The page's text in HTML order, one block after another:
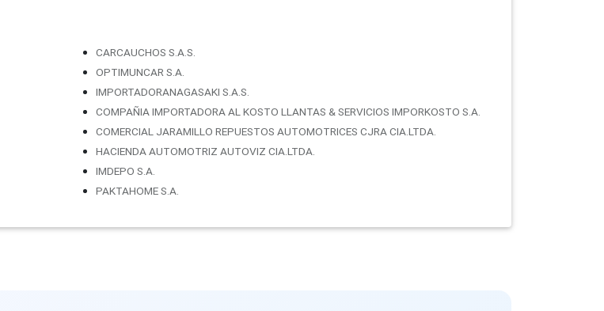
CARCAUCHOS S.A.S.
OPTIMUNCAR S.A.
IMPORTADORANAGASAKI S.A.S.
COMPAÑIA IMPORTADORA AL KOSTO LLANTAS & SERVICIOS IMPORKOSTO S.A.
COMERCIAL JARAMILLO REPUESTOS AUTOMOTRICES CJRA CIA.LTDA.
HACIENDA AUTOMOTRIZ AUTOVIZ CIA.LTDA.
IMDEPO S.A.
PAKTAHOME S.A.